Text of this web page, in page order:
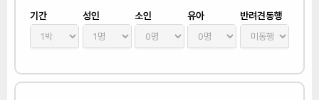
기간 성인 소인 유아 반려견동행